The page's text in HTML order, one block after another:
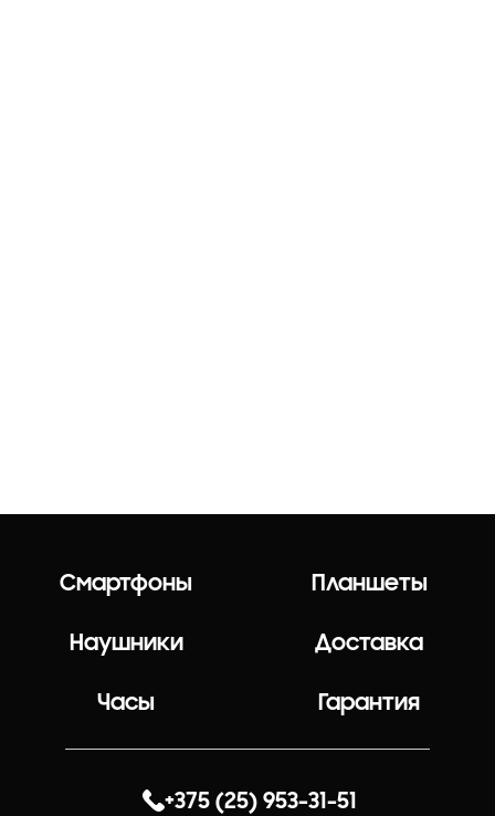
Смартфоны
Наушники
Часы
Планшеты
Доставка
Гарантия
+375 (25) 953-31-51